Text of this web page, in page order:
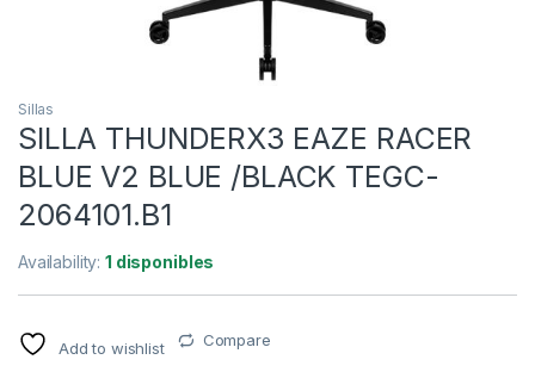
Sillas
SILLA THUNDERX3 EAZE RACER
BLUE V2 BLUE /BLACK TEGC-
2064101.B1
Availability:1 disponibles
Add to wishlist Compare